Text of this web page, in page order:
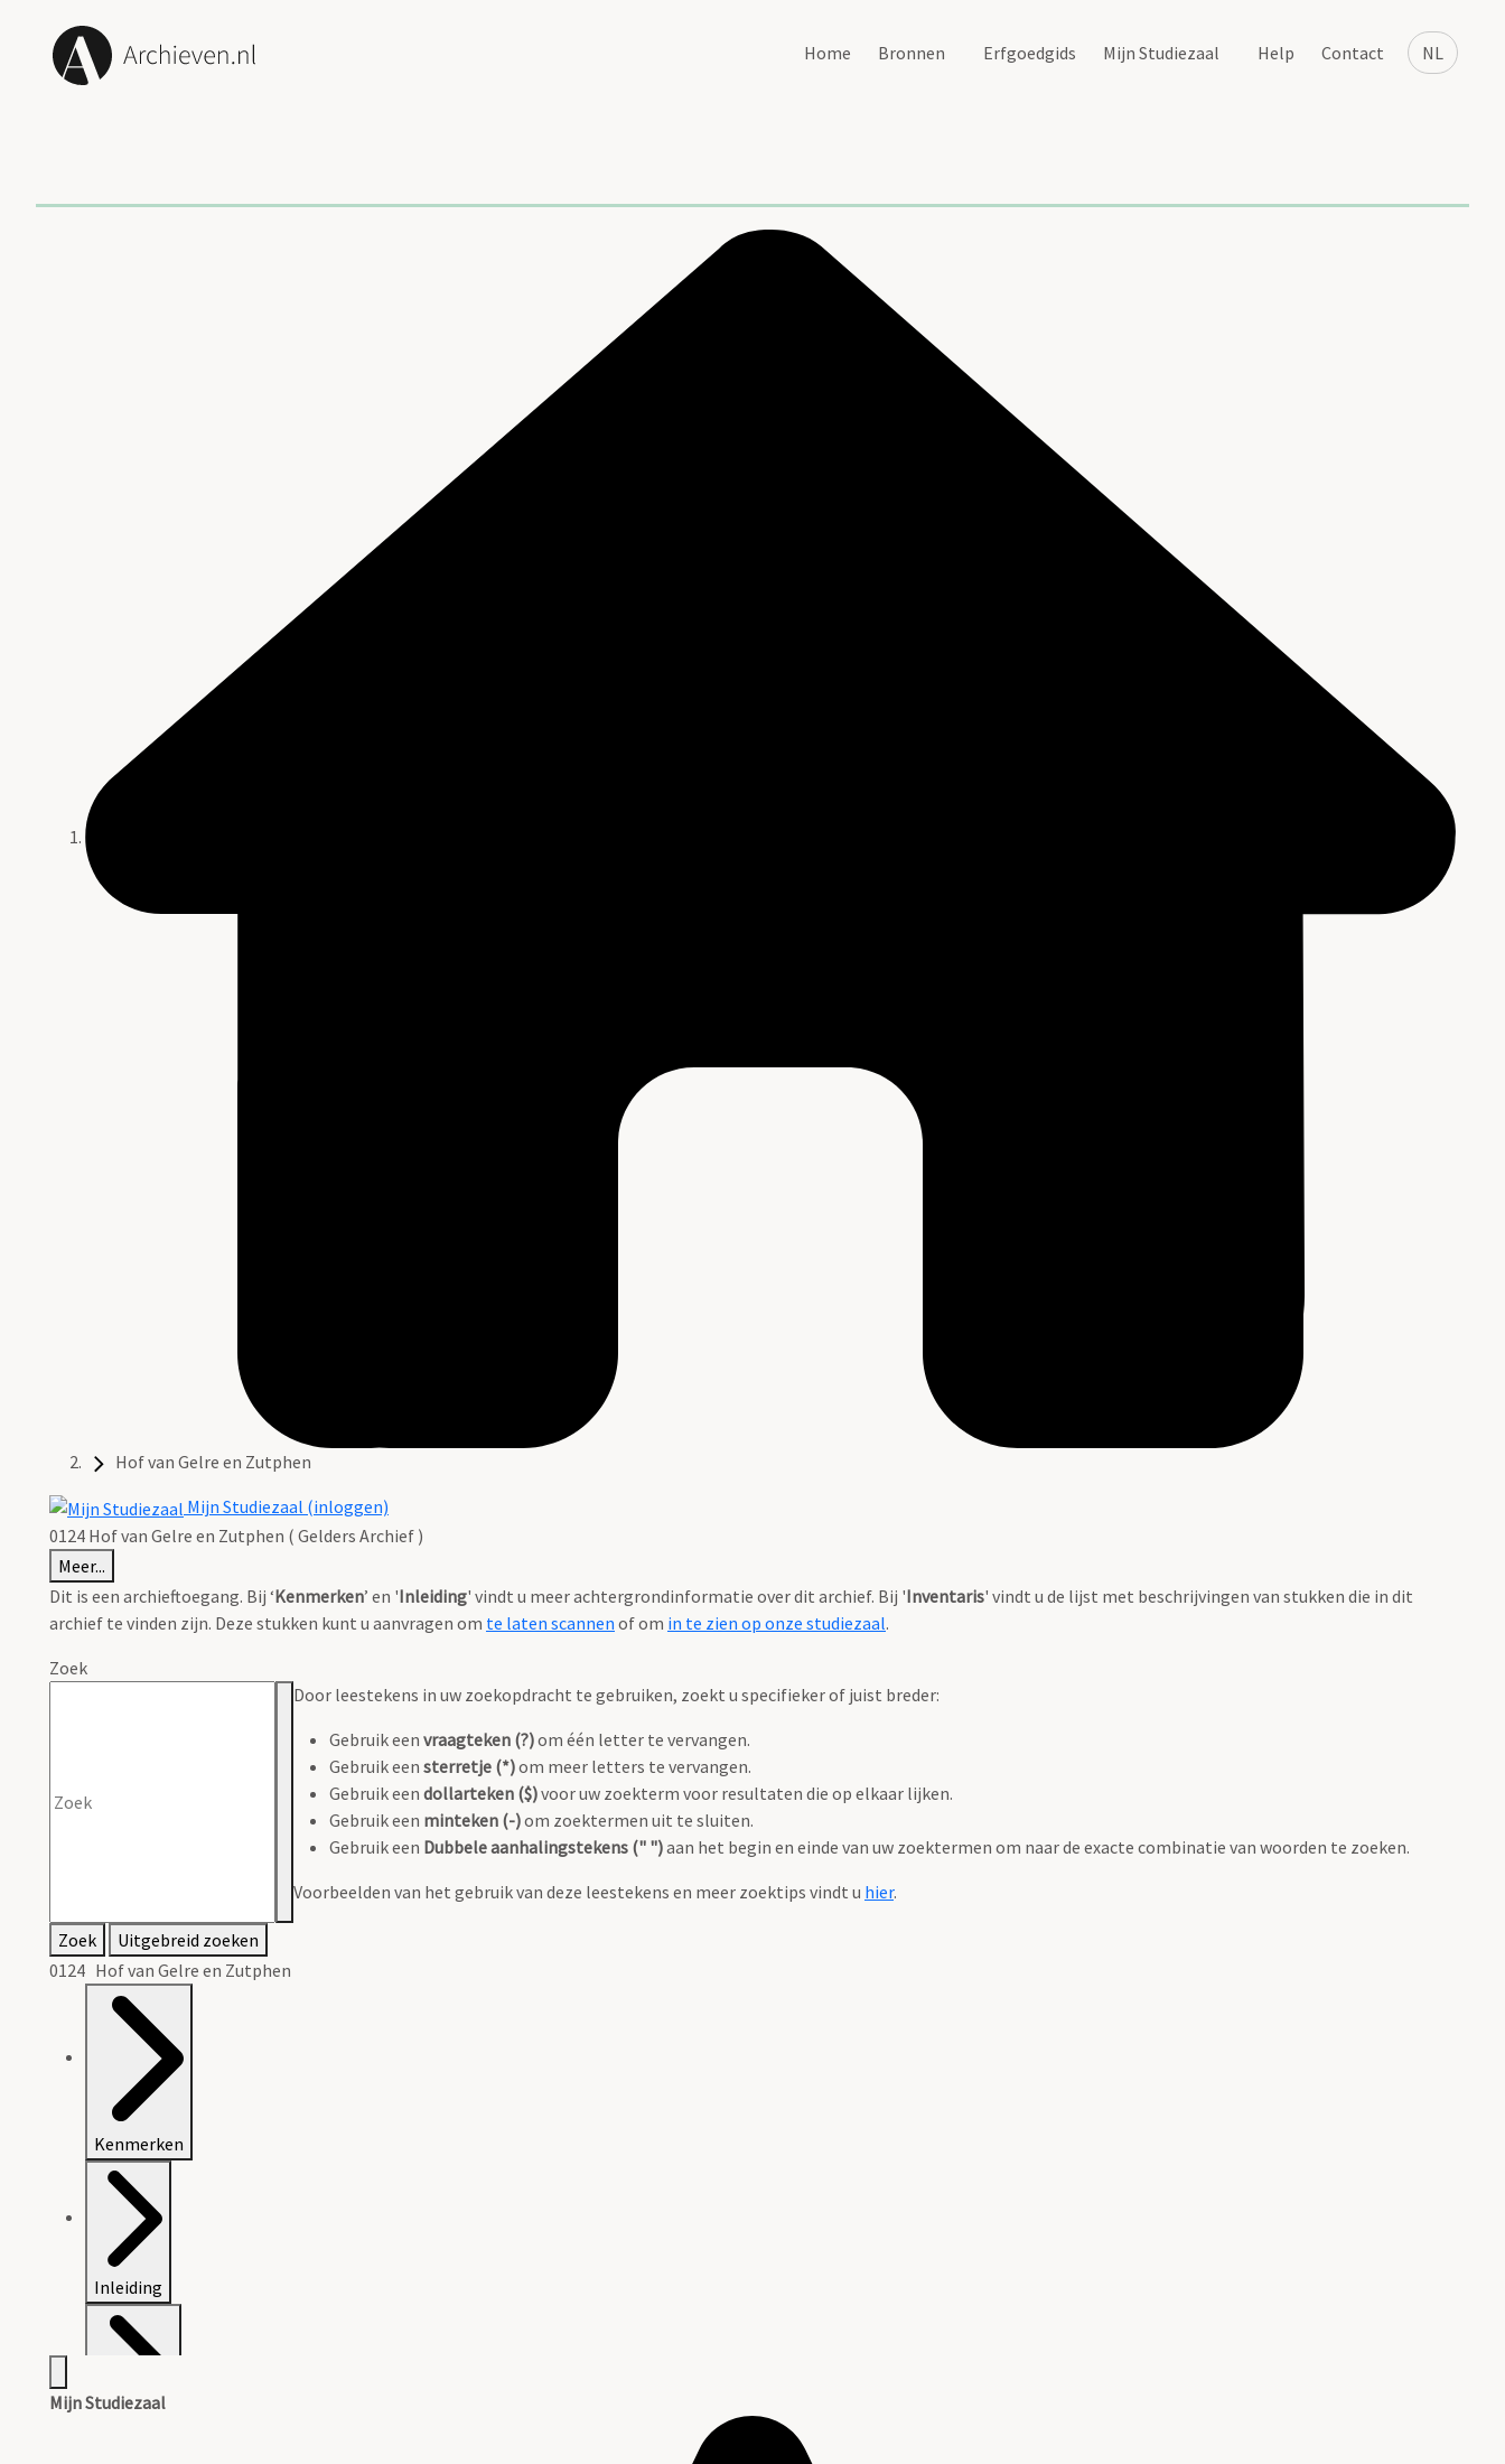
NL
Home Bronnen Erfgoedgids Mijn Studiezaal Help Contact
Hof van Gelre en Zutphen
Mijn Studiezaal (inloggen)
0124 Hof van Gelre en Zutphen ( Gelders Archief )
Meer...
Dit is een archieftoegang. Bij ‘Kenmerken’ en 'Inleiding' vindt u meer achtergrondinformatie over dit archief. Bij 'Inventaris' vindt u de lijst met beschrijvingen van stukken die in dit
archief te vinden zijn. Deze stukken kunt u aanvragen om te laten scannen of om in te zien op onze studiezaal.
Zoek
Door leestekens in uw zoekopdracht te gebruiken, zoekt u specifieker of juist breder:
Gebruik een vraagteken (?)om één letter te vervangen.
Gebruik een sterretje (*)om meer letters te vervangen.
Gebruik een dollarteken ($)voor uw zoekterm voor resultaten die op elkaar lijken.
Gebruik een minteken (-)om zoektermen uit te sluiten.
Gebruik een Dubbele aanhalingstekens (" ")aan het begin en einde van uw zoektermen om naar de exacte combinatie van woorden te zoeken.
Voorbeelden van het gebruik van deze leestekens en meer zoektips vindt u hier.
Zoek
Uitgebreid zoeken
0124 Hof van Gelre en Zutphen
Kenmerken
Inleiding
Mijn Studiezaal